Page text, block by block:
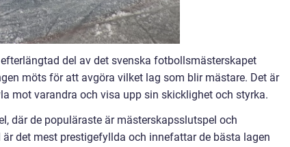
del av det svenska fotbollsmästerskapet
möts för att avgöra vilket lag som blir mästare. Det är
mot varandra och visa upp sin skicklighet och styrka.
där de populäraste är mästerskapsslutspel och
det mest prestigefyllda och innefattar de bästa lagen